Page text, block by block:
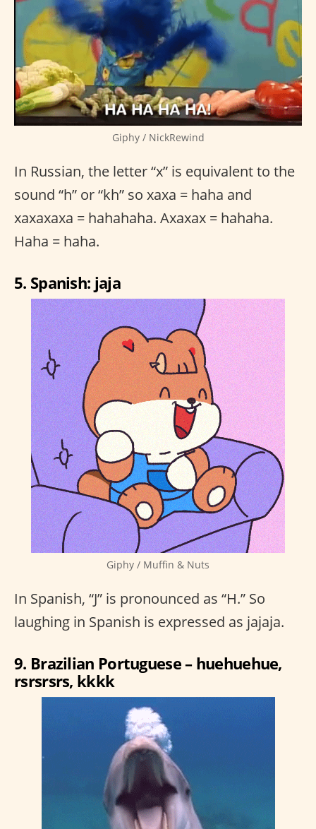
Giphy / NickRewind
In Russian, the letter “x” is equivalent to the
sound “h” or “kh” so xaxa = haha and
xaxaxaxa = hahahaha. Axaxax = hahaha.
Haha = haha.
5. Spanish: jaja
Giphy / Muffin & Nuts
In Spanish, “J” is pronounced as “H.” So
laughing in Spanish is expressed as jajaja.
9. Brazilian Portuguese – huehuehue,
rsrsrsrs, kkkk